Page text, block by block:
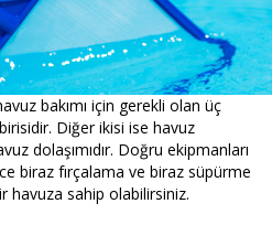
bakımı için gerekli olan üç
Diğer ikisi ise havuz
dolaşımıdır. Doğru ekipmanları
biraz fırçalama ve biraz süpürme
havuza sahip olabilirsiniz.